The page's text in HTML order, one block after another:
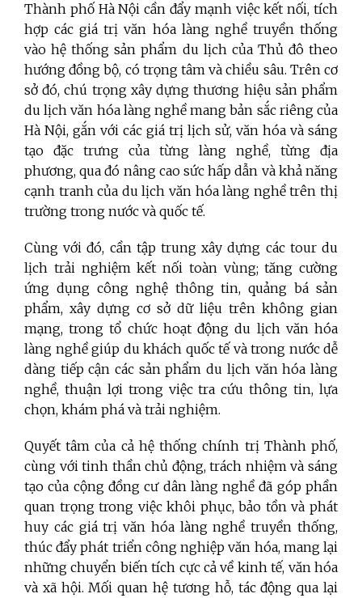
Thành phố Hà Nội cần đẩy mạnh việc kết nối, tích
hợp các giá trị văn hóa làng nghề truyền thống
vào hệ thống sản phẩm du lịch của Thủ đô theo
hướng đồng bộ, có trọng tâm và chiều sâu. Trên cơ
sở đó, chú trọng xây dựng thương hiệu sản phẩm
du lịch văn hóa làng nghề mang bản sắc riêng của
Hà Nội, gắn với các giá trị lịch sử, văn hóa và sáng
tạo đặc trưng của từng làng nghề, từng địa
phương, qua đó nâng cao sức hấp dẫn và khả năng
cạnh tranh của du lịch văn hóa làng nghề trên thị
trường trong nước và quốc tế.
Cùng với đó, cần tập trung xây dựng các tour du
lịch trải nghiệm kết nối toàn vùng; tăng cường
ứng dụng công nghệ thông tin, quảng bá sản
phẩm, xây dựng cơ sở dữ liệu trên không gian
mạng, trong tổ chức hoạt động du lịch văn hóa
làng nghề giúp du khách quốc tế và trong nước dễ
dàng tiếp cận các sản phẩm du lịch văn hóa làng
nghề, thuận lợi trong việc tra cứu thông tin, lựa
chọn, khám phá và trải nghiệm.
Quyết tâm của cả hệ thống chính trị Thành phố,
cùng với tinh thần chủ động, trách nhiệm và sáng
tạo của cộng đồng cư dân làng nghề đã góp phần
quan trọng trong việc khôi phục, bảo tồn và phát
huy các giá trị văn hóa làng nghề truyền thống,
thúc đẩy phát triển công nghiệp văn hóa, mang lại
những chuyển biến tích cực cả về kinh tế, văn hóa
và xã hội. Mối quan hệ tương hỗ, tác động qua lại